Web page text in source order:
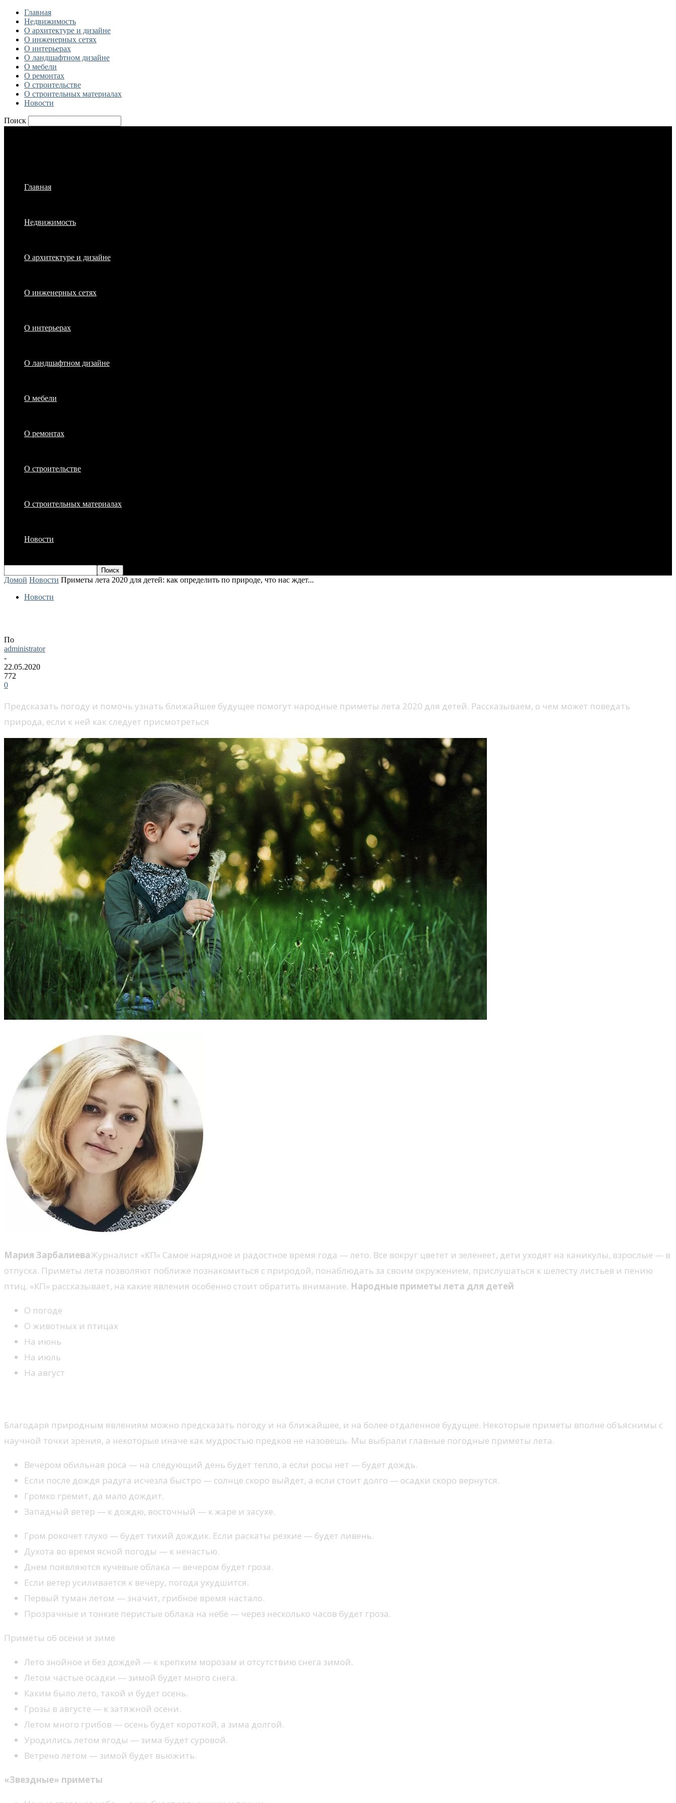
Главная
Недвижимость
О архитектуре и дизайне
О инженерных сетях
О интерьерах
О ландшафтном дизайне
О мебели
О ремонтах
О строительстве
О строительных материалах
Новости
Поиск
Главная
Недвижимость
О архитектуре и дизайне
О инженерных сетях
О интерьерах
О ландшафтном дизайне
О мебели
О ремонтах
О строительстве
О строительных материалах
Новости
Домой Новости Приметы лета 2020 для детей: как определить по природе, что нас ждет...
Новости
По
administrator
-
22.05.2020
772
0
Предсказать погоду и помочь узнать ближайшее будущее помогут народные приметы лета 2020 для детей. Рассказываем, о чем может поведать
природа, если к ней как следует присмотреться
Мария ЗарбалиеваЖурналист «КП» Самое нарядное и радостное время года — лето. Все вокруг цветет и зеленеет, дети уходят на каникулы, взрослые — в
отпуска. Приметы лета позволяют поближе познакомиться с природой, понаблюдать за своим окружением, прислушаться к шелесту листьев и пению
птиц. «КП» рассказывает, на какие явления особенно стоит обратить внимание. Народные приметы лета для детей
О погоде
О животных и птицах
На июнь
На июль
На август
Благодаря природным явлениям можно предсказать погоду и на ближайшее, и на более отдаленное будущее. Некоторые приметы вполне объяснимы с
научной точки зрения, а некоторые иначе как мудростью предков не назовешь. Мы выбрали главные погодные приметы лета.
Вечером обильная роса — на следующий день будет тепло, а если росы нет — будет дождь.
Если после дождя радуга исчезла быстро — солнце скоро выйдет, а если стоит долго — осадки скоро вернутся.
Громко гремит, да мало дождит.
Западный ветер — к дождю, восточный — к жаре и засухе.
Гром рокочет глухо — будет тихий дождик. Если раскаты резкие — будет ливень.
Духота во время ясной погоды — к ненастью.
Днем появляются кучевые облака — вечером будет гроза.
Если ветер усиливается к вечеру, погода ухудшится.
Первый туман летом — значит, грибное время настало.
Прозрачные и тонкие перистые облака на небе — через несколько часов будет гроза.
Приметы об осени и зиме
Лето знойное и без дождей — к крепким морозам и отсутствию снега зимой.
Летом частые осадки — зимой будет много снега.
Каким было лето, такой и будет осень.
Грозы в августе — к затяжной осени.
Летом много грибов — осень будет короткой, а зима долгой.
Уродились летом ягоды — зима будет суровой.
Ветрено летом — зимой будет вьюжить.
«Звездные» приметы